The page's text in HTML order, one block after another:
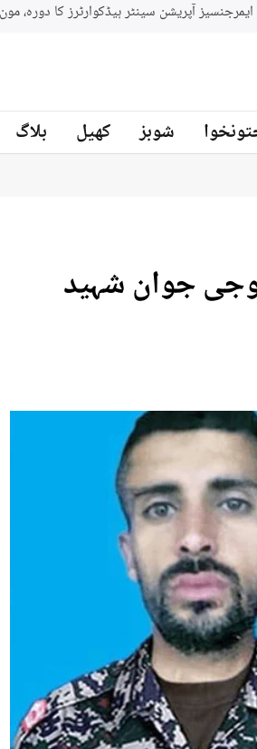
کرکټر مائیکل سمتھ پاکستان کرکٹ ٹیم کے
شوبز کھیل بلاگ